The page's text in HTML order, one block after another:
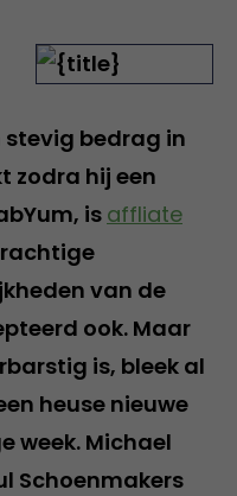
bedrag in
zodra hij een
is affliate
van de
ook. Maar
is, bleek al
heuse nieuwe
week. Michael
Schoenmakers